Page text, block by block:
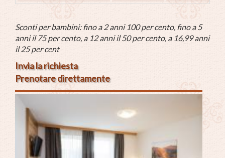
Sconti per bambini: fino a 2 anni 100 per cento, fino a 5
anni il 75 per cento, a 12 anni il 50 per cento, a 16,99 anni
il 25 per cent
Invia la richiesta
Prenotare direttamente